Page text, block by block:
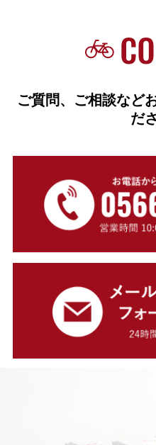
ご質問、ご相談など
だ